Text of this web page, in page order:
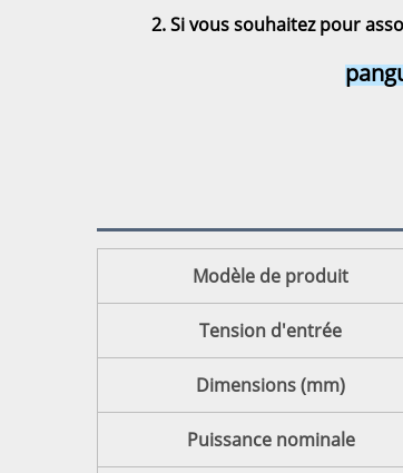
2. Si vous souhaitez pour
Modèle de produit
Tension d'entrée
Dimensions (mm)
Puissance nominale